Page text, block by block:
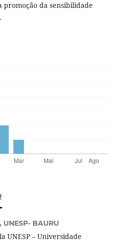
da sensibilidade
UNESP- BAURU
UNESP – Universidade